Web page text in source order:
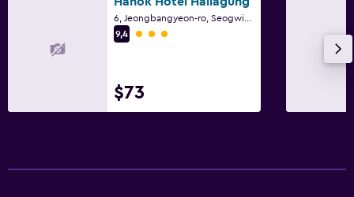
9,4
Categoría 3
$73